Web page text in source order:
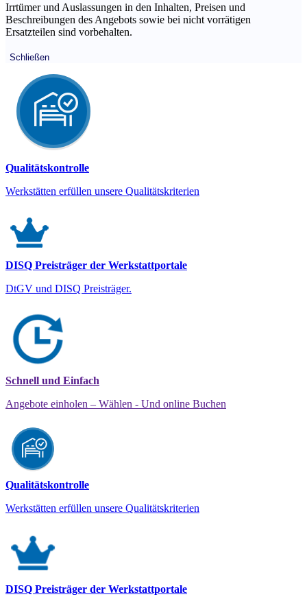
Irrtümer und Auslassungen in den Inhalten, Preisen und
Beschreibungen des Angebots sowie bei nicht vorrätigen
Ersatzteilen sind vorbehalten.
Schließen
Qualitätskontrolle
Werkstätten erfüllen unsere Qualitätskriterien
DISQ Preisträger der Werkstattportale
DtGV und DISQ Preisträger.
Schnell und Einfach
Angebote einholen – Wählen - Und online Buchen
Qualitätskontrolle
Werkstätten erfüllen unsere Qualitätskriterien
DISQ Preisträger der Werkstattportale